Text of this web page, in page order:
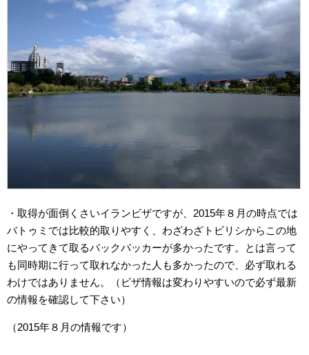
・取得が面倒くさいイランビザですが、2015年８月の時点では
バトゥミでは比較的取りやすく、わざわざトビリシからこの地
にやってきて取るバックパッカーが多かったです。とは言って
も同時期に行って取れなかった人も多かったので、必ず取れる
わけではありません。（ビザ情報は変わりやすいので必ず最新
の情報を確認して下さい）
（2015年８月の情報です）